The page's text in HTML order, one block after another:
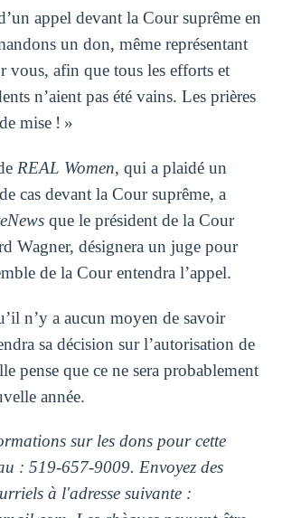
appel devant la Cour suprême en
un don, même représentant
vous, afin que tous les efforts et
n’aient pas été vains. Les prières
mise ! »
REAL Women, qui a plaidé un
cas devant la Cour suprême, a
que le président de la Cour
Wagner, désignera un juge pour
de la Cour entendra l’appel.
n’y a aucun moyen de savoir
sa décision sur l’autorisation de
pense que ce ne sera probablement
année.
sur les dons pour cette
: 519-657-9009. Envoyez des
à l'adresse suivante :